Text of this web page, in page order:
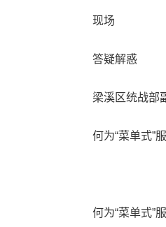
现场
答疑解惑
梁溪区统战部副
何为“菜单式”服
何为“菜单式”服